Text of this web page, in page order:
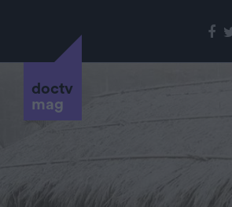
doctv
mag